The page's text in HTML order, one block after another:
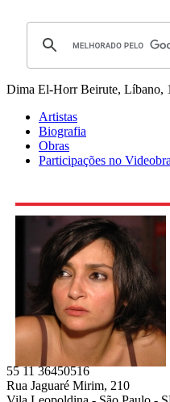
Dima El-Horr Beirute, Líbano,
Artistas
Biografia
Obras
Participações no
55 11 36450516
Rua Jaguaré Mirim, 210